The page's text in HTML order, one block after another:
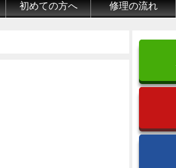
初めての方へ 修理の流れ